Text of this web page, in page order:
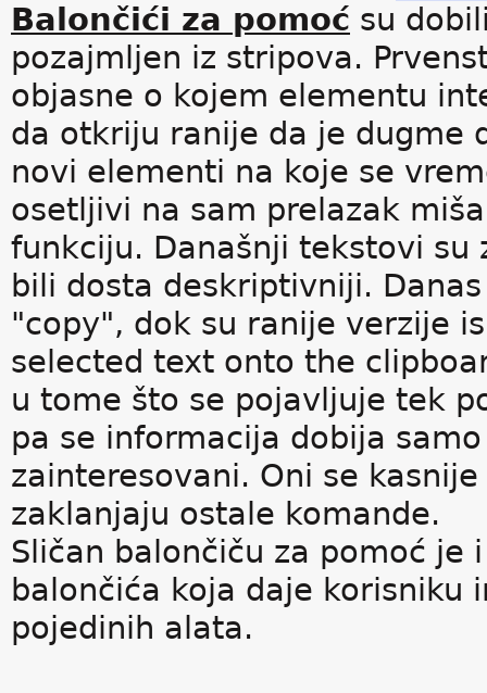
Balončići za pomoć su
pozajmljen iz stripova.
objasne o kojem elementu
da otkriju ranije da je dugme
novi elementi na koje se
osetljivi na sam prelazak
funkciju. Današnji tekstovi su
bili dosta deskriptivniji.
"copy", dok su ranije verzije
selected text onto the
u tome što se pojavljuje tek
pa se informacija dobija
zainteresovani. Oni se
zaklanjaju ostale komande.
Sličan balončiču za pomoć je
balončića koja daje korisniku
pojedinih alata.